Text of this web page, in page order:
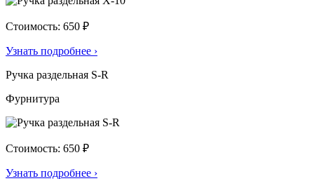
Стоимость: 650 ₽
Узнать подробнее ›
Ручка раздельная S-R
Фурнитура
Стоимость: 650 ₽
Узнать подробнее ›